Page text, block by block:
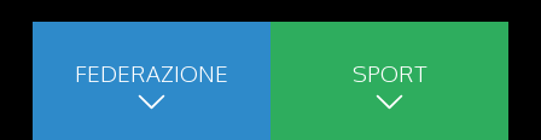
FEDERAZIONE SPORT